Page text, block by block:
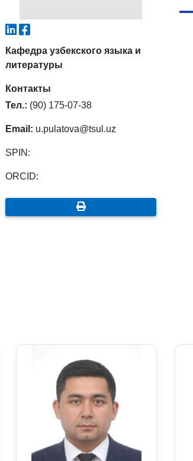
Кафедра узбекского языка и
литературы
Контакты
Тел.: (90) 175-07-38
Email: u.pulatova@tsul.uz
SPIN:
ORCID: